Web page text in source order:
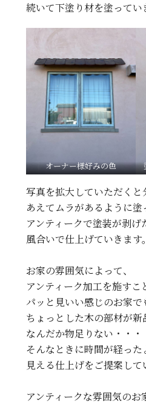
続いて下塗り材を塗ってい
オーナー様好みの色
写真を拡大していただくと
あえてムラがあるように塗
アンティークで塗装が剥げ
風合いで仕上げていきます。
お家の雰囲気によって、
アンティーク加工を施すこ
パッと見いい感じのお家で
ちょっとした木の部材が新
なんだか物足りない・・・
そんなときに時間が経った
見える仕上げをご提案して
アンティークな雰囲気の